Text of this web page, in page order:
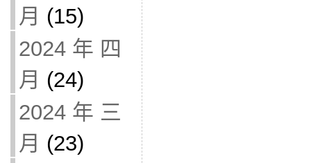
月 (15)
2024 年 四
月 (24)
2024 年 三
月 (23)